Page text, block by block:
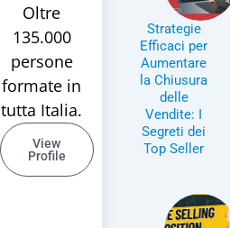
Oltre
135.000
persone
formate in
tutta Italia.
View
Profile
Strategie
Efficaci per
Aumentare
la Chiusura
delle
Vendite: I
Segreti dei
Top Seller